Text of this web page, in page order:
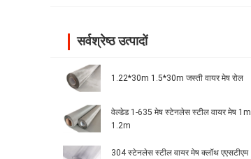
सर्वश्रेष्ठ उत्पादों
1.22*30m 1.5*30m जस्ती वायर मेष रोल
वेल्डेड 1-635 मेष स्टेनलेस स्टील वायर मेष 1m
1.2m
304 स्टेनलेस स्टील वायर मेष क्लॉथ एएसटीएम